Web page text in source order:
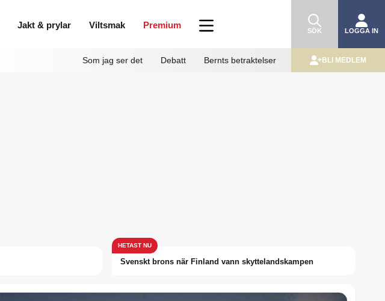
Som jag ser det Debatt Bernts betraktelser
Jakt & prylar Viltsmak Premium
SÖK LOGGA IN
BLI MEDLEM
Svenskt brons när Finland vann skyttelandskampen